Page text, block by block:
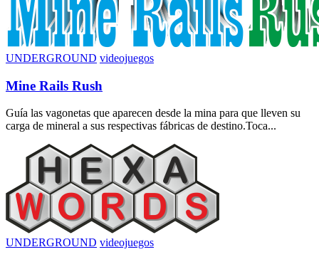
UNDERGROUND videojuegos
Mine Rails Rush
Guía las vagonetas que aparecen desde la mina para que lleven su
carga de mineral a sus respectivas fábricas de destino.Toca...
UNDERGROUND videojuegos